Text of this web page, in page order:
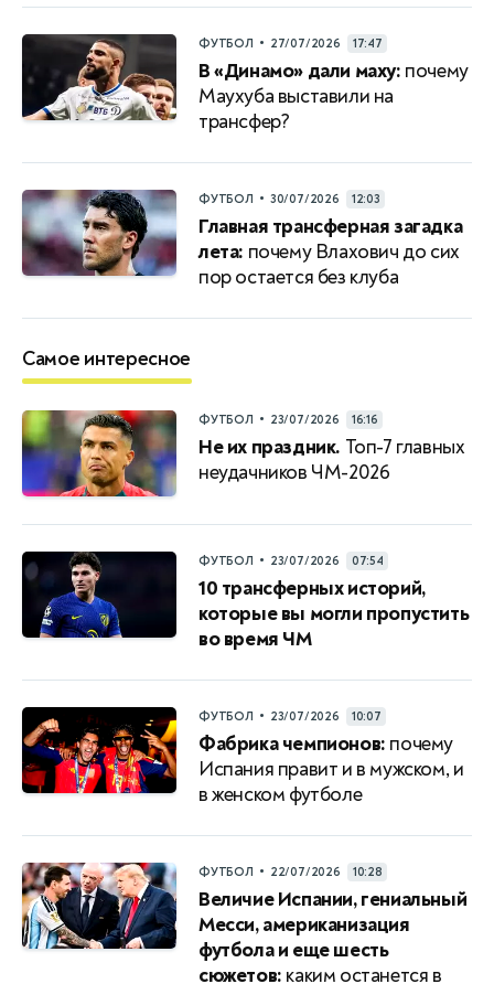
ФУТБОЛ • 27/07/2026 17:47
В «Динамо» дали маху: почему
Маухуба выставили на
трансфер?
ФУТБОЛ • 30/07/2026 12:03
Главная трансферная загадка
лета: почему Влахович до сих
пор остается без клуба
Самое интересное
ФУТБОЛ • 23/07/2026 16:16
Не их праздник. Топ-7 главных
неудачников ЧМ-2026
ФУТБОЛ • 23/07/2026 07:54
10 трансферных историй,
которые вы могли пропустить
во время ЧМ
ФУТБОЛ • 23/07/2026 10:07
Фабрика чемпионов: почему
Испания правит и в мужском, и
в женском футболе
ФУТБОЛ • 22/07/2026 10:28
Величие Испании, гениальный
Месси, американизация
футбола и еще шесть
сюжетов: каким останется в